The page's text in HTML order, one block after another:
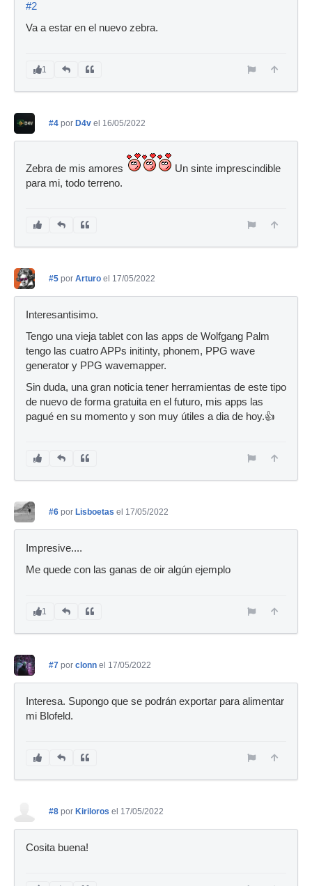
#2
Va a estar en el nuevo zebra.
1
#4 por D4v el 16/05/2022
Zebra de mis amores
Un sinte imprescindible
para mi, todo terreno.
#5 por Arturo el 17/05/2022
Interesantisimo.
Tengo una vieja tablet con las apps de Wolfgang Palm
tengo las cuatro APPs initinty, phonem, PPG wave
generator y PPG wavemapper.
Sin duda, una gran noticia tener herramientas de este tipo
de nuevo de forma gratuita en el futuro, mis apps las
pagué en su momento y son muy útiles a dia de hoy.👍
#6 por Lisboetas el 17/05/2022
Impresive....
Me quede con las ganas de oir algún ejemplo
1
#7 por clonn el 17/05/2022
Interesa. Supongo que se podrán exportar para alimentar
mi Blofeld.
#8 por Kiriloros el 17/05/2022
Cosita buena!